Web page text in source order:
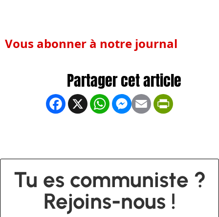
Vous abonner à notre journal
Facebook
X WhatsApp
Messenger
Email
Tu es communiste ?
Rejoins-nous !